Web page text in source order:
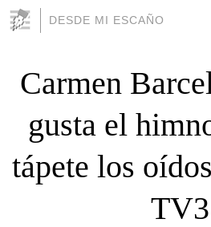
DESDE MI ESCAÑO
Carmen
gusta el
tápete los
TV3